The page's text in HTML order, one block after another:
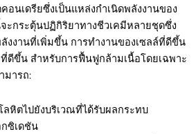
อนเดรียซึ่งเป็นแหล่งกำเนิดพลังงานของ
ะกระตุ้นปฏิกิริยาทางชีวเคมีหลายชุดซึ่ง
งงานที่เพิ่มขึ้น การทำงานของเซลล์ที่ดีขึ้น
ดีขึ้น สำหรับการฟื้นฟูกล้ามเนื้อโดยเฉพาะ
มารถ:
ลหิตไปยังบริเวณที่ได้รับผลกระทบ
ซิเดชัน